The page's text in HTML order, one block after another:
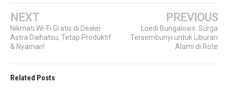
NEXT
Nikmati Wi-Fi Gratis di Dealer
Astra Daihatsu, Tetap Produktif
& Nyaman!
PREVIOUS
Loedi Bungalows: Surga
Tersembunyi untuk Liburan
Alami di Rote
Related Posts